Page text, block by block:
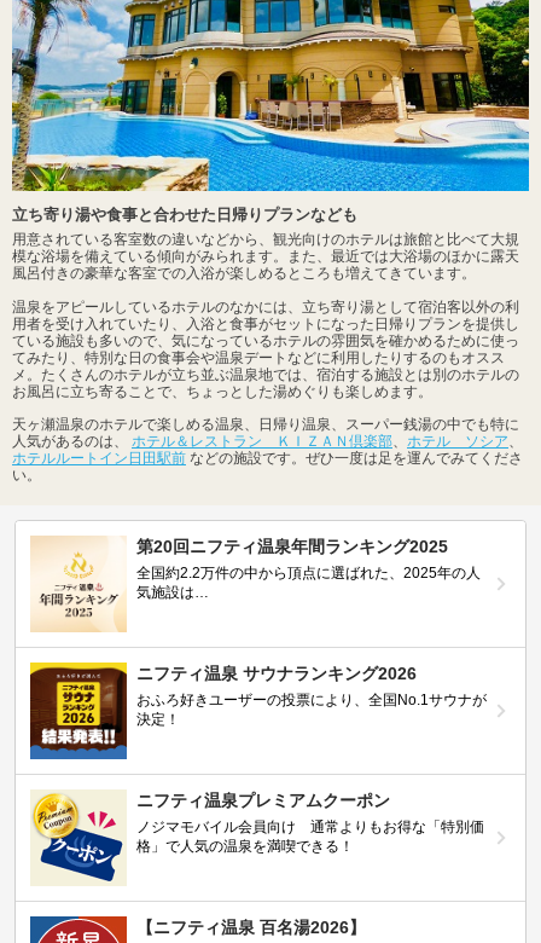
立ち寄り湯や食事と合わせた日帰りプランなども
用意されている客室数の違いなどから、観光向けのホテルは旅館と比べて大規
模な浴場を備えている傾向がみられます。また、最近では大浴場のほかに露天
風呂付きの豪華な客室での入浴が楽しめるところも増えてきています。
温泉をアピールしているホテルのなかには、立ち寄り湯として宿泊客以外の利
用者を受け入れていたり、入浴と食事がセットになった日帰りプランを提供し
ている施設も多いので、気になっているホテルの雰囲気を確かめるために使っ
てみたり、特別な日の食事会や温泉デートなどに利用したりするのもオスス
メ。たくさんのホテルが立ち並ぶ温泉地では、宿泊する施設とは別のホテルの
お風呂に立ち寄ることで、ちょっとした湯めぐりも楽しめます。
天ヶ瀬温泉のホテルで楽しめる温泉、日帰り温泉、スーパー銭湯の中でも特に
人気があるのは、 ホテル＆レストラン ＫＩＺＡＮ倶楽部、 ホテル ソシア、
ホテルルートイン日田駅前 などの施設です。ぜひ一度は足を運んでみてくださ
い。
第20回ニフティ温泉年間ランキング2025
全国約2.2万件の中から頂点に選ばれた、2025年の人
気施設は…
ニフティ温泉 サウナランキング2026
おふろ好きユーザーの投票により、全国No.1サウナが
決定！
ニフティ温泉プレミアムクーポン
ノジマモバイル会員向け 通常よりもお得な「特別価
格」で人気の温泉を満喫できる！
【ニフティ温泉 百名湯2026】